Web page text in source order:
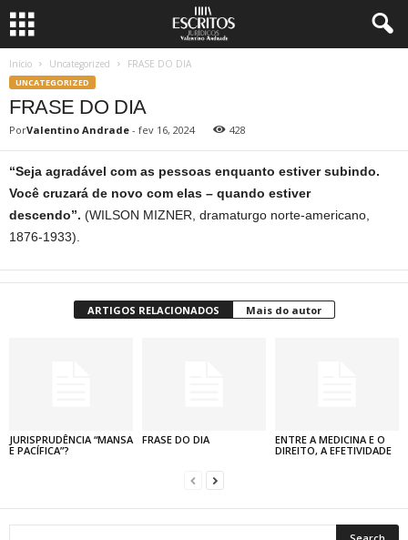
Início Uncategorized FRASE DO DIA
UNCATEGORIZED
FRASE DO DIA
PorValentino Andrade - fev 16, 2024 428
“Seja agradável com as pessoas enquanto estiver subindo.
Você cruzará de novo com elas – quando estiver
descendo”. (WILSON MIZNER, dramaturgo norte-americano,
1876-1933).
ARTIGOS RELACIONADOS Mais do autor
JURISPRUDÊNCIA “MANSA
E PACÍFICA”?
FRASE DO DIA
ENTRE A MEDICINA E O
DIREITO, A EFETIVIDADE